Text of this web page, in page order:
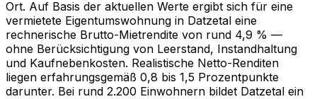
Ort. Auf Basis der aktuellen Werte ergibt sich für eine
vermietete Eigentumswohnung in Datzetal eine
rechnerische Brutto-Mietrendite von rund 4,9 % —
ohne Berücksichtigung von Leerstand, Instandhaltung
und Kaufnebenkosten. Realistische Netto-Renditen
liegen erfahrungsgemäß 0,8 bis 1,5 Prozentpunkte
darunter. Bei rund 2.200 Einwohnern bildet Datzetal ein